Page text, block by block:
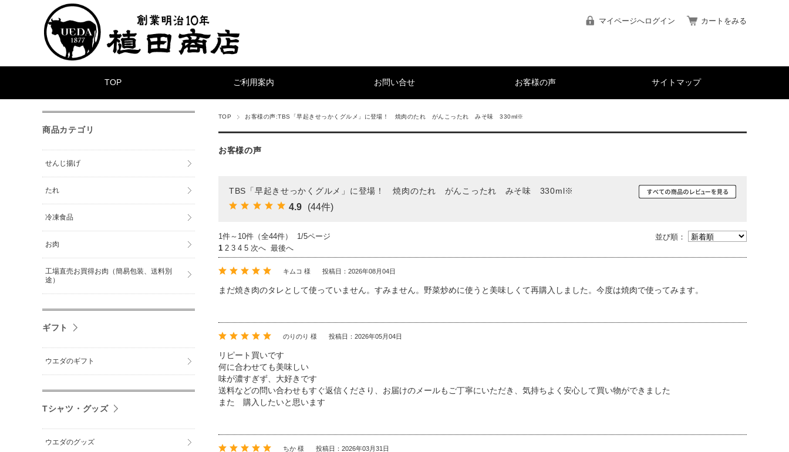
マイページへログイン カートをみる
TOP ご利用案内 お問い合せ お客様の声 サイトマップ
TOP お客様の声:TBS「早起きせっかくグルメ」に登場！ 焼肉のたれ がんこったれ みそ味 330ml※
お客様の声
TBS「早起きせっかくグルメ」に登場！ 焼肉のたれ がんこったれ みそ味 330ml※
4.9 (44件)
1件～10件（全44件） 1/5ページ
1 2 3 4 5 次へ 最後へ
並び順：
キムコ 様 投稿日：2026年08月04日
まだ焼き肉のタレとして使っていません。すみません。野菜炒めに使うと美味しくて再購入しました。今度は焼肉で使ってみます。
のりのり 様 投稿日：2026年05月04日
リピート買いです
何に合わせても美味しい
味が濃すぎず、大好きです
送料などの問い合わせもすぐ返信くださり、お届けのメールもご丁寧にいただき、気持ちよく安心して買い物ができました
また 購入したいと思います
ちか 様 投稿日：2026年03月31日
商品カテゴリ
せんじ揚げ
たれ
冷凍食品
お肉
工場直売お買得お肉（簡易包装、送料別
途）
ギフト
ウエダのギフト
Tシャツ・グッズ
ウエダのグッズ